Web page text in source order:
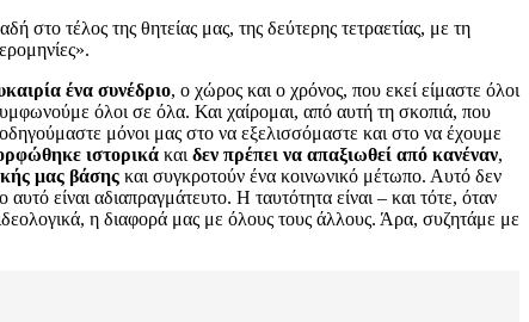
στο τέλος της θητείας μας, της δεύτερης τετραετίας, με τη
ένα συνέδριο, ο χώρος και ο χρόνος, που εκεί είμαστε όλοι
όλοι σε όλα. Και χαίρομαι, από αυτή τη σκοπιά, που
μόνοι μας στο να εξελισσόμαστε και στο να έχουμε
ιστορικά και δεν πρέπει να απαξιωθεί από κανέναν,
μας βάσης και συγκροτούν ένα κοινωνικό μέτωπο. Αυτό δεν
είναι αδιαπραγμάτευτο. Η ταυτότητα είναι – και τότε, όταν
η διαφορά μας με όλους τους άλλους. Άρα, συζητάμε με